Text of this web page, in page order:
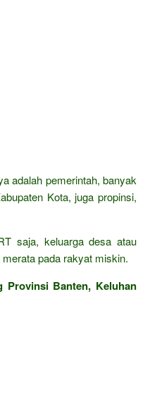
adalah pemerintah, banyak
Kota, juga propinsi,
saja, keluarga desa atau
pada rakyat miskin.
Banten, Keluhan